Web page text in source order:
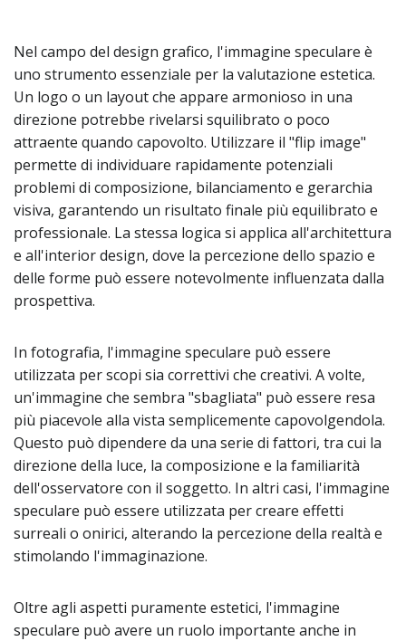
Nel campo del design grafico, l'immagine speculare è
uno strumento essenziale per la valutazione estetica.
Un logo o un layout che appare armonioso in una
direzione potrebbe rivelarsi squilibrato o poco
attraente quando capovolto. Utilizzare il "flip image"
permette di individuare rapidamente potenziali
problemi di composizione, bilanciamento e gerarchia
visiva, garantendo un risultato finale più equilibrato e
professionale. La stessa logica si applica all'architettura
e all'interior design, dove la percezione dello spazio e
delle forme può essere notevolmente influenzata dalla
prospettiva.
In fotografia, l'immagine speculare può essere
utilizzata per scopi sia correttivi che creativi. A volte,
un'immagine che sembra "sbagliata" può essere resa
più piacevole alla vista semplicemente capovolgendola.
Questo può dipendere da una serie di fattori, tra cui la
direzione della luce, la composizione e la familiarità
dell'osservatore con il soggetto. In altri casi, l'immagine
speculare può essere utilizzata per creare effetti
surreali o onirici, alterando la percezione della realtà e
stimolando l'immaginazione.
Oltre agli aspetti puramente estetici, l'immagine
speculare può avere un ruolo importante anche in